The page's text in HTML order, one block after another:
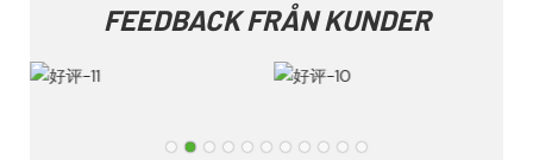
FEEDBACK FRÅN KUNDER